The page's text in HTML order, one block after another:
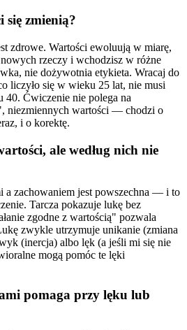
się zmienią?
zdrowe. Wartości ewoluują w miarę,
rzeczy i wchodzisz w różne
nie dożywotnia etykieta. Wracaj do
liczyło się w wieku 25 lat, nie musi
40. Ćwiczenie nie polega na
niezmiennych wartości — chodzi o
i o korektę.
ale według nich nie
a zachowaniem jest powszechna — i to
Tarcza pokazuje lukę bez
zgodne z wartością" pozwala
zwykle utrzymuje unikanie (zmiana
(inercja) albo lęk (a jeśli mi się nie
mogą pomóc te lęki
pomaga przy lęku lub